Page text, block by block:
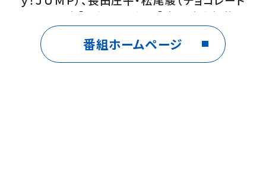
プラネット）【スタジオゲスト】宮世琉弥伊藤百
花（AKB48）片山友希【VTRゲスト】瀬戸朝香
藤あや子森口博子番組ホームページ